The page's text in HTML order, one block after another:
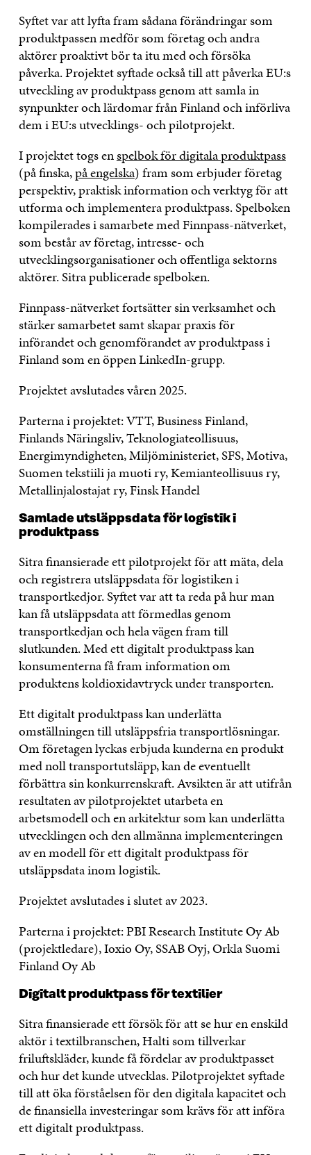
Syftet var att lyfta fram sådana förändringar som
produktpassen medför som företag och andra
aktörer proaktivt bör ta itu med och försöka
påverka. Projektet syftade också till att påverka EU:s
utveckling av produktpass genom att samla in
synpunkter och lärdomar från Finland och införliva
dem i EU:s utvecklings- och pilotprojekt.
I projektet togs enspelbok för digitala produktpass
(på finska,på engelska) fram som erbjuder företag
perspektiv, praktisk information och verktyg för att
utforma och implementera produktpass. Spelboken
kompilerades i samarbete med Finnpass-nätverket,
som består av företag, intresse- och
utvecklingsorganisationer och offentliga sektorns
aktörer. Sitra publicerade spelboken.
Finnpass-nätverket fortsätter sin verksamhet och
stärker samarbetet samt skapar praxis för
införandet och genomförandet av produktpass i
Finland som en öppen LinkedIn-grupp.
Projektet avslutades våren 2025.
Parterna i projektet: VTT, Business Finland,
Finlands Näringsliv, Teknologiateollisuus,
Energimyndigheten, Miljöministeriet, SFS, Motiva,
Suomen tekstiili ja muoti ry, Kemianteollisuus ry,
Metallinjalostajat ry, Finsk Handel
Samlade utsläppsdata för logistik i
produktpass
Sitra finansierade ett pilotprojekt för att mäta, dela
och registrera utsläppsdata för logistiken i
transportkedjor. Syftet var att ta reda på hur man
kan få utsläppsdata att förmedlas genom
transportkedjan och hela vägen fram till
slutkunden. Med ett digitalt produktpass kan
konsumenterna få fram information om
produktens koldioxidavtryck under transporten.
Ett digitalt produktpass kan underlätta
omställningen till utsläppsfria transportlösningar.
Om företagen lyckas erbjuda kunderna en produkt
med noll transportutsläpp, kan de eventuellt
förbättra sin konkurrenskraft. Avsikten är att utifrån
resultaten av pilotprojektet utarbeta en
arbetsmodell och en arkitektur som kan underlätta
utvecklingen och den allmänna implementeringen
av en modell för ett digitalt produktpass för
utsläppsdata inom logistik.
Projektet avslutades i slutet av 2023.
Parterna i projektet: PBI Research Institute Oy Ab
(projektledare), Ioxio Oy, SSAB Oyj, Orkla Suomi
Finland Oy Ab
Digitalt produktpass för textilier
Sitra finansierade ett försök för att se hur en enskild
aktör i textilbranschen, Halti som tillverkar
friluftskläder, kunde få fördelar av produktpasset
och hur det kunde utvecklas. Pilotprojektet syftade
till att öka förståelsen för den digitala kapacitet och
de finansiella investeringar som krävs för att införa
ett digitalt produktpass.